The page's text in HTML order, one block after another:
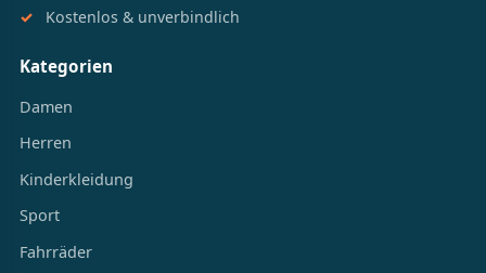
Kostenlos & unverbindlich
Kategorien
Damen
Herren
Kinderkleidung
Sport
Fahrräder